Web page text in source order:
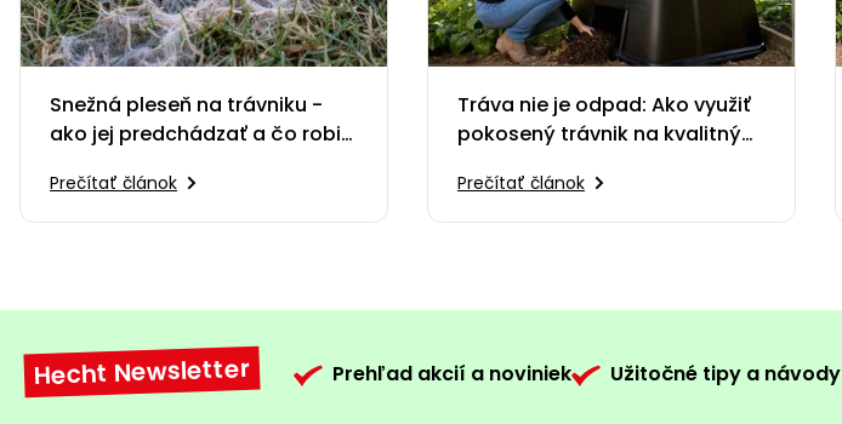
Snežná pleseň na trávniku -
ako jej predchádzať a čo robiť,
Prečítať článok
Tráva nie je odpad: Ako využiť
pokosený trávnik na kvalitný
Prečítať článok
Hecht Newsletter Prehľad akcií a noviniek Užitočné tipy a návody